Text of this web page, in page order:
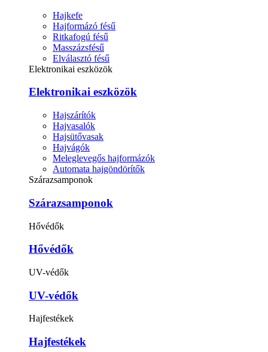
Hajkefe
Hajformázó fésű
Ritkafogú fésű
Masszázsfésű
Elválasztó fésű
Elektronikai eszközök
Elektronikai eszközök
Hajszárítók
Hajvasalók
Hajsütővasak
Hajvágók
Meleglevegős hajformázók
Automata hajgöndörítők
Szárazsamponok
Szárazsamponok
Hővédők
Hővédők
UV-védők
UV-védők
Hajfestékek
Hajfestékek